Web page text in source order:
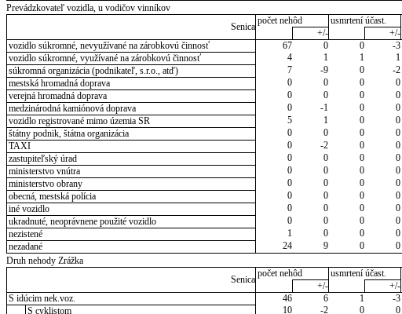
Prevádzkovateľ vozidla, u vodičov vinníkov
Senica
počet nehôd usmrtení účast.
+/-
+/-
vozidlo súkromné, nevyužívané na zárobkovú činnosť
67 0 0 -3
vozidlo súkromné, využívané na zárobkovú činnosť
4 1 1 1
súkromná organizácia (podnikateľ, s.r.o., atď)
7 -9 0 -2
mestská hromadná doprava
0 0 0 0
verejná hromadná doprava
0 0 0 0
medzinárodná kamiónová doprava
0 -1 0 0
vozidlo registrované mimo územia SR
5 1 0 0
štátny podnik, štátna organizácia
0 0 0 0
TAXI
0 -2 0 0
zastupiteľský úrad
0 0 0 0
ministerstvo vnútra
0 0 0 0
ministerstvo obrany
0 0 0 0
obecná, mestská polícia
0 0 0 0
iné vozidlo
0 0 0 0
ukradnuté, neoprávnene použité vozidlo
0 0 0 0
nezistené
1 0 0 0
nezadané
24 9 0 0
Druh nehody Zrážka
Senica
počet nehôd usmrtení účast.
+/-
+/-
S idúcim nek.voz.
46 6 1 -3
S cyklistom
10 -2 0 0